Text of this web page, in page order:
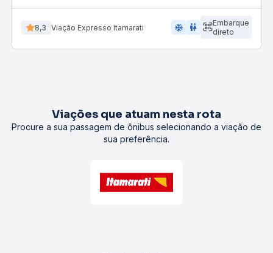
8,3 Viação Expresso Itamarati ac_unit wc
Embarque
direto
Viações que atuam nesta rota
Procure a sua passagem de ônibus selecionando a viação de
sua preferência.